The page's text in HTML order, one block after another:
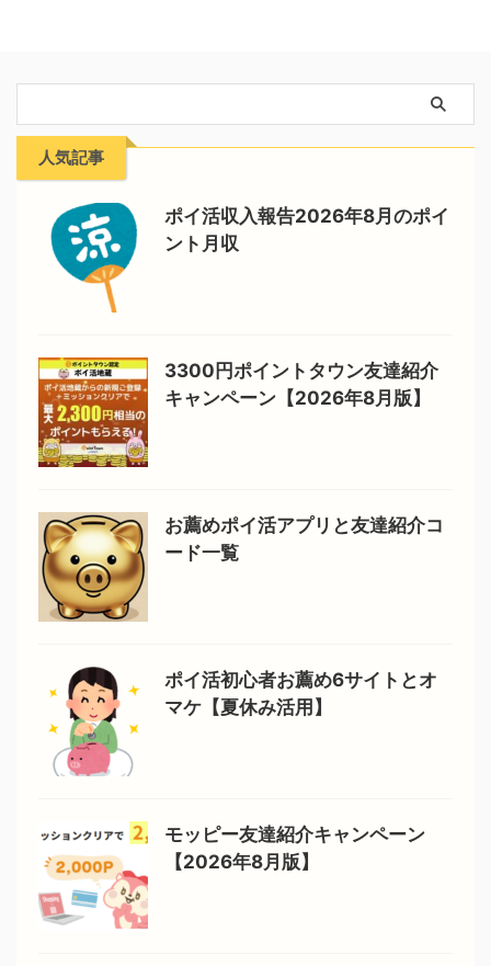
人気記事
ポイ活収入報告2026年8月のポイ
ント月収
3300円ポイントタウン友達紹介
キャンペーン【2026年8月版】
お薦めポイ活アプリと友達紹介コ
ード一覧
ポイ活初心者お薦め6サイトとオ
マケ【夏休み活用】
モッピー友達紹介キャンペーン
【2026年8月版】